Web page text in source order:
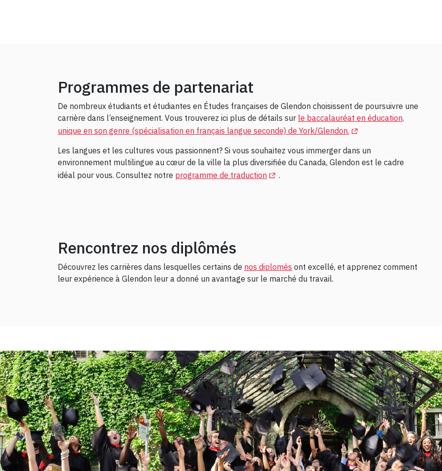
Programmes de partenariat
De nombreux étudiants et étudiantes en Études françaises de Glendon choisissent de poursuivre une
carrière dans l’enseignement. Vous trouverez ici plus de détails sur le baccalauréat en éducation,
unique en son genre (spécialisation en français langue seconde) de York/Glendon. (Opens in a new tab)
Les langues et les cultures vous passionnent? Si vous souhaitez vous immerger dans un
environnement multilingue au cœur de la ville la plus diversifiée du Canada, Glendon est le cadre
idéal pour vous. Consultez notre programme de traduction (Opens in a new tab)
.
Rencontrez nos diplômés
Découvrez les carrières dans lesquelles certains de nos diplomés ont excellé, et apprenez comment
leur expérience à Glendon leur a donné un avantage sur le marché du travail.